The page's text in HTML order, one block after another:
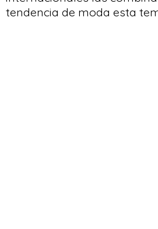
tendencia de moda esta